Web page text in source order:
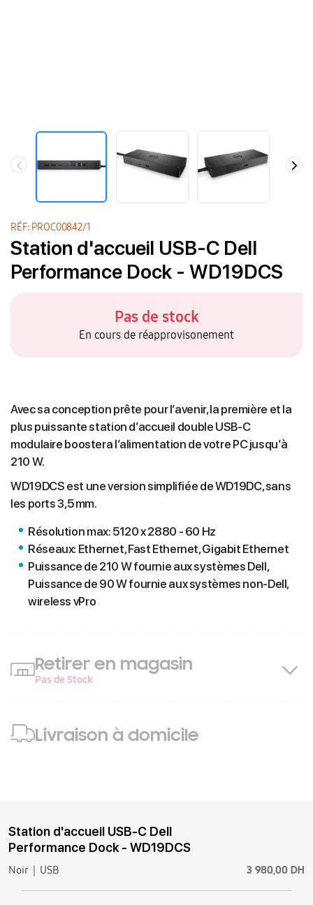
RÉF: PROC00842/1
Station d'accueil USB-C Dell
Performance Dock - WD19DCS
Pas de stock
En cours de réapprovisonement
Avec sa conception prête pour l’avenir, la première et la
plus puissante station d’accueil double USB-C
modulaire boostera l’alimentation de votre PC jusqu’à
210 W.
WD19DCS est une version simplifiée de WD19DC, sans
les ports 3,5 mm.
Résolution max: 5120 x 2880 - 60 Hz
Réseaux: Ethernet, Fast Ethernet, Gigabit Ethernet
Puissance de 210 W fournie aux systèmes Dell,
Puissance de 90 W fournie aux systèmes non-Dell,
wireless vPro
Retirer en magasin
Pas de Stock
Livraison à domicile
Station d'accueil USB-C Dell
Performance Dock - WD19DCS
Noir USB 3 980,00 DH